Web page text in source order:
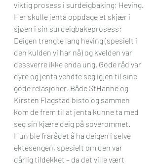
viktig prosess i surdeigbaking; Heving.
Her skulle jenta oppdage et skjær i
sjøen i sin surdeigbakeprosess;
Deigen trengte lang heving (spesielt i
den kulden vi har nå) og kvelden var
dessverre ikke enda ung. Gode råd var
dyre og jenta vendte seg igjen til sine
gode relasjoner. Både StHanne og
Kirsten Flagstad bisto og sammen
kom de frem til at jenta kunne ta med
seg sin kjære deig på soverommet.
Hun ble frarådet å ha deigen i selve
ektesengen, spesielt om den var
dårlig tildekket – da det ville vært